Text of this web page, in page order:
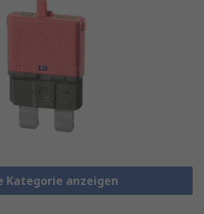
Kategorie anzeigen